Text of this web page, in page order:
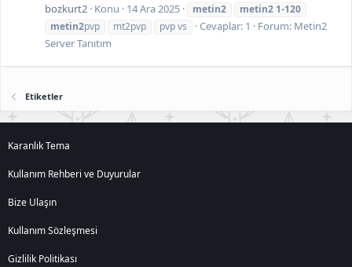
bozkurt2 Konu 14 Ara 2025 metin2 metin2 1-120
metin2pvp mt2pvp pvp vs Cevaplar: 1 Forum: Metin2
Server Tanıtım
Etiketler
Karanlık Tema
Kullanım Rehberi ve Duyurular
Bize Ulaşın
Kullanım Sözleşmesi
Gizlilik Politikası